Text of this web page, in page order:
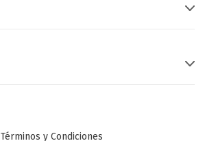
Términos y Condiciones